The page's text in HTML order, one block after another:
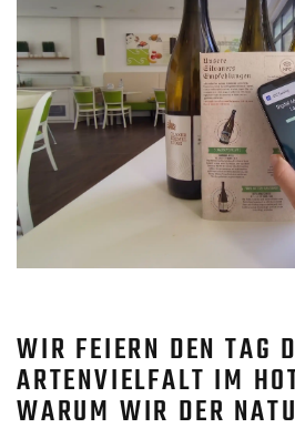
WIR FEIERN DEN TAG
ARTENVIELFALT IM
WARUM WIR DER